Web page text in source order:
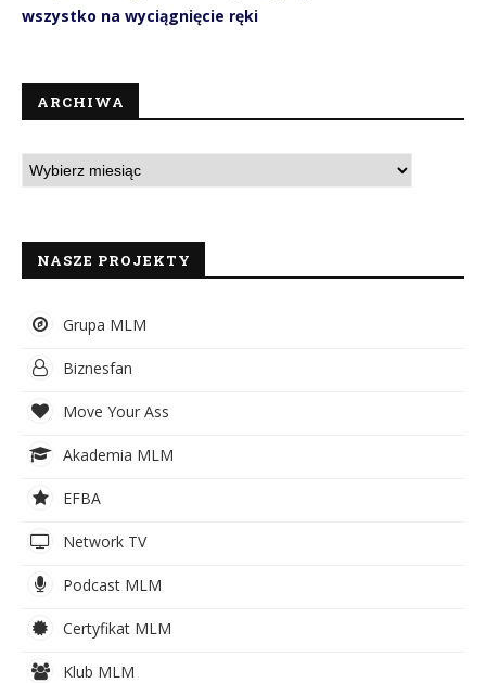
wszystko na wyciągnięcie ręki
ARCHIWA
NASZE PROJEKTY
Grupa MLM
Biznesfan
Move Your Ass
Akademia MLM
EFBA
Network TV
Podcast MLM
Certyfikat MLM
Klub MLM